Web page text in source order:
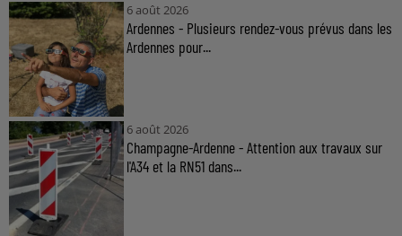
6 août 2026
Ardennes - Plusieurs rendez-vous prévus dans les
Ardennes pour...
6 août 2026
Champagne-Ardenne - Attention aux travaux sur
l'A34 et la RN51 dans...